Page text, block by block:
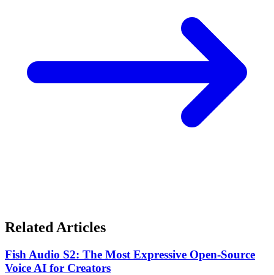
Related Articles
Fish Audio S2: The Most Expressive Open-Source
Voice AI for Creators